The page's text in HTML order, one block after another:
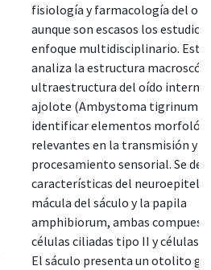
fisiología y farmacología del
aunque son escasos los estudios
enfoque multidisciplinario.
analiza la estructura
ultraestructura del oído interno
ajolote (Ambystoma tigrinum)
identificar elementos
relevantes en la transmisión y
procesamiento sensorial. Se
características del
mácula del sáculo y la papila
amphibiorum, ambas
células ciliadas tipo II y células
El sáculo presenta un otolito